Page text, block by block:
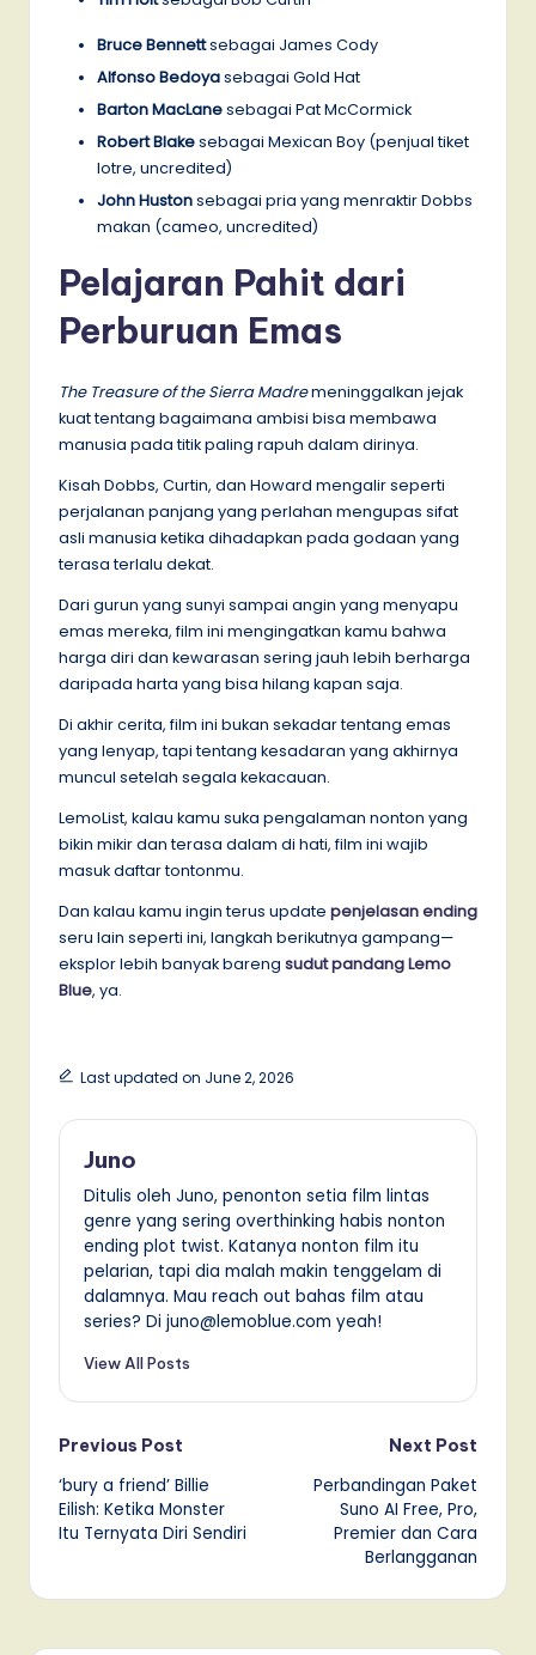
Bruce Bennettsebagai James Cody
Alfonso Bedoyasebagai Gold Hat
Barton MacLanesebagai Pat McCormick
Robert Blakesebagai Mexican Boy (penjual tiket
lotre, uncredited)
John Hustonsebagai pria yang menraktir Dobbs
makan (cameo, uncredited)
Pelajaran Pahit dari
Perburuan Emas
The Treasure of the Sierra Madremeninggalkan jejak
kuat tentang bagaimana ambisi bisa membawa
manusia pada titik paling rapuh dalam dirinya.
Kisah Dobbs, Curtin, dan Howard mengalir seperti
perjalanan panjang yang perlahan mengupas sifat
asli manusia ketika dihadapkan pada godaan yang
terasa terlalu dekat.
Dari gurun yang sunyi sampai angin yang menyapu
emas mereka, film ini mengingatkan kamu bahwa
harga diri dan kewarasan sering jauh lebih berharga
daripada harta yang bisa hilang kapan saja.
Di akhir cerita, film ini bukan sekadar tentang emas
yang lenyap, tapi tentang kesadaran yang akhirnya
muncul setelah segala kekacauan.
LemoList, kalau kamu suka pengalaman nonton yang
bikin mikir dan terasa dalam di hati, film ini wajib
masuk daftar tontonmu.
Dan kalau kamu ingin terus update penjelasan ending
seru lain seperti ini, langkah berikutnya gampang—
eksplor lebih banyak bareng sudut pandang Lemo
Blue, ya.
Last updated on June 2, 2026
Juno
Ditulis oleh Juno, penonton setia film lintas
genre yang sering overthinking habis nonton
ending plot twist. Katanya nonton film itu
pelarian, tapi dia malah makin tenggelam di
dalamnya. Mau reach out bahas film atau
series? Di juno@lemoblue.com yeah!
View All Posts
Post
navigation
Previous Post
‘bury a friend’ Billie
Eilish: Ketika Monster
Itu Ternyata Diri Sendiri
Next Post
Perbandingan Paket
Suno AI Free, Pro,
Premier dan Cara
Berlangganan